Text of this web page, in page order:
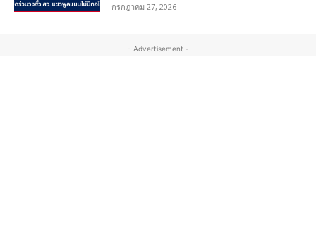
กรกฎาคม 27, 2026
- Advertisement -